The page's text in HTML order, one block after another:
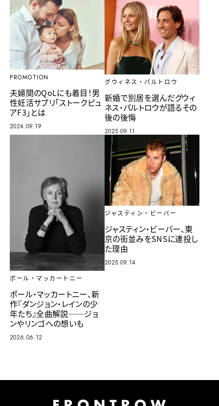
PROMOTION
夫婦間のQoLにも着目！男
性妊活サプリ「ストークピュ
アF3」とは
2024.09.19
グウィネス・パルトロウ
新婚で別居を選んだグウィ
ネス・パルトロウが語るその
後の後悔
2025.09.11
ポール・マッカートニー
ポール・マッカートニー、新
作『ダンジョン・レインの少
年たち』全曲解説──ジョ
ンやリンゴへの想いも
2026.06.12
ジャスティン・ビーバー
ジャスティン・ビーバー、東
京の街並みをSNSに連投し
た理由
2025.09.14